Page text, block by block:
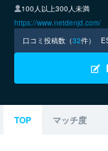
100人以上300人未満
https://www.netdenjd.com/
口コミ投稿数（32件）
TOP マッチ度